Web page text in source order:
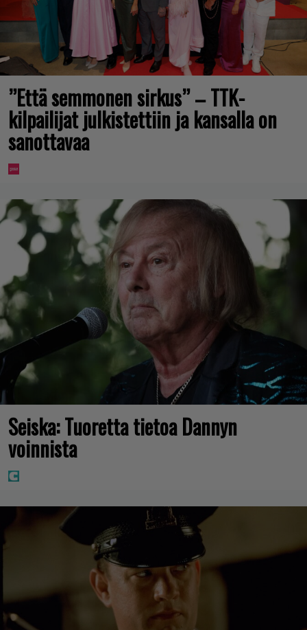
”Että semmonen sirkus” – TTK-
kilpailijat julkistettiin ja kansalla on
sanottavaa
Seiska: Tuoretta tietoa Dannyn
voinnista